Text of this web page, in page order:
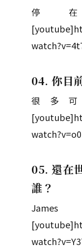
停
04. 你目
很多
05. 還在
誰？